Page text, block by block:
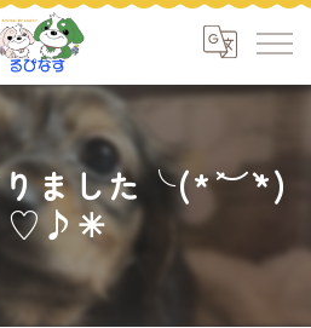
ました╰(*´︶`*)